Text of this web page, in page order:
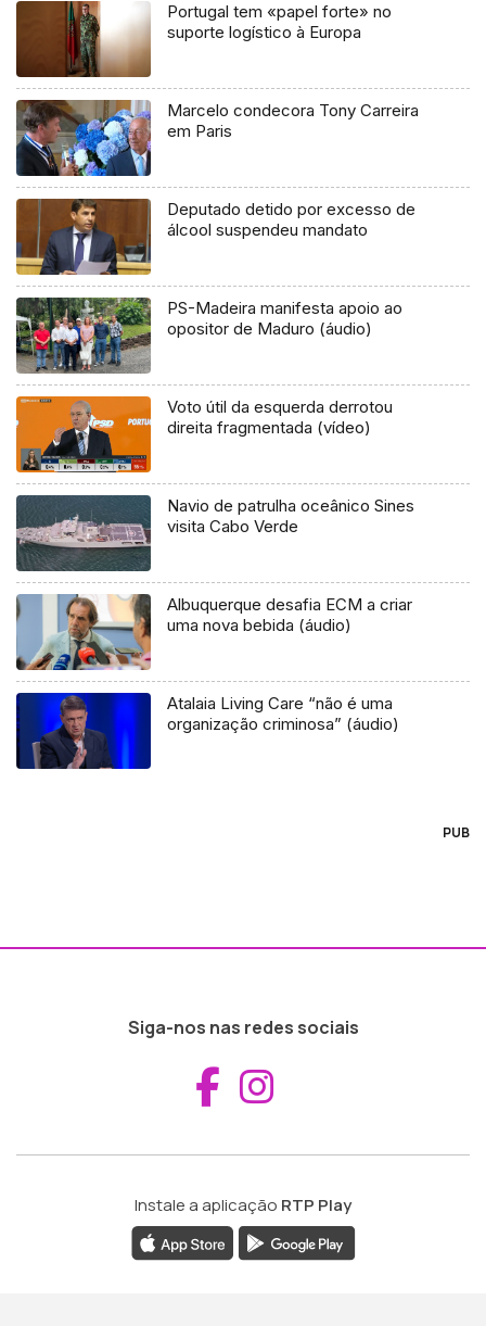
Portugal tem «papel forte» no
suporte logístico à Europa
Marcelo condecora Tony Carreira
em Paris
Deputado detido por excesso de
álcool suspendeu mandato
PS-Madeira manifesta apoio ao
opositor de Maduro (áudio)
Voto útil da esquerda derrotou
direita fragmentada (vídeo)
Navio de patrulha oceânico Sines
visita Cabo Verde
Albuquerque desafia ECM a criar
uma nova bebida (áudio)
Atalaia Living Care “não é uma
organização criminosa” (áudio)
PUB
Siga-nos nas redes sociais
Aceder ao
Instale a aplicação RTP Play